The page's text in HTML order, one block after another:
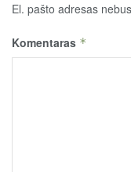
El. pašto adresas
Komentaras *